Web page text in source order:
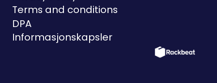
Terms and conditions
DPA
Informasjonskapsler